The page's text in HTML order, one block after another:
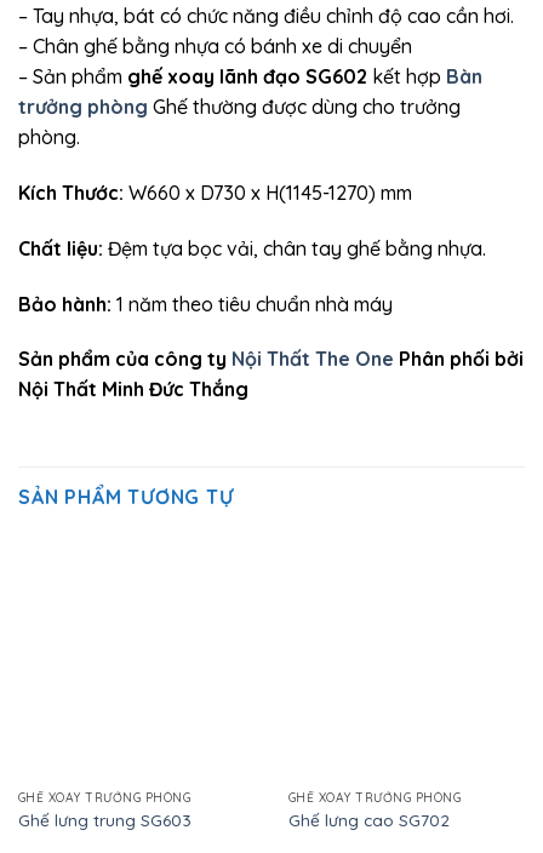
– Tay nhựa, bát có chức năng điều chỉnh độ cao cần hơi.
– Chân ghế bằng nhựa có bánh xe di chuyển
– Sản phẩm ghế xoay lãnh đạo SG602 kết hợp Bàn
trưởng phòng Ghế thường được dùng cho trưởng
phòng.
Kích Thước: W660 x D730 x H(1145-1270) mm
Chất liệu: Đệm tựa bọc vải, chân tay ghế bằng nhựa.
Bảo hành: 1 năm theo tiêu chuẩn nhà máy
Sản phẩm của công ty Nội Thất The One Phân phối bởi
Nội Thất Minh Đức Thắng
SẢN PHẨM TƯƠNG TỰ
GHẾ XOAY TRƯỞNG PHÒNG
Ghế lưng trung SG603
GHẾ XOAY TRƯỞNG PHÒNG
Ghế lưng cao SG702